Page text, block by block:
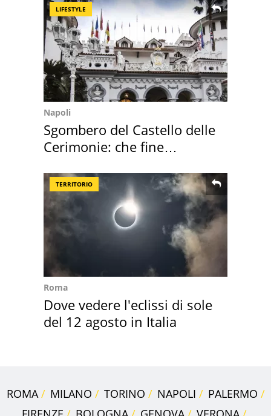
LIFESTYLE
Napoli
Sgombero del Castello delle
Cerimonie: che fine
TERRITORIO
Roma
Dove vedere l'eclissi di sole
del 12 agosto in Italia
ROMA MILANO TORINO NAPOLI
PALERMO